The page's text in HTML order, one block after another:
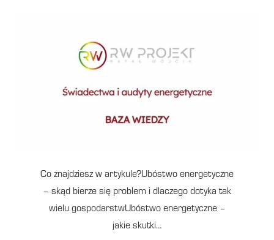
Co znajdziesz w artykule?Ubóstwo energetyczne
– skąd bierze się problem i dlaczego dotyka tak
wielu gospodarstwUbóstwo energetyczne –
jakie skutki…